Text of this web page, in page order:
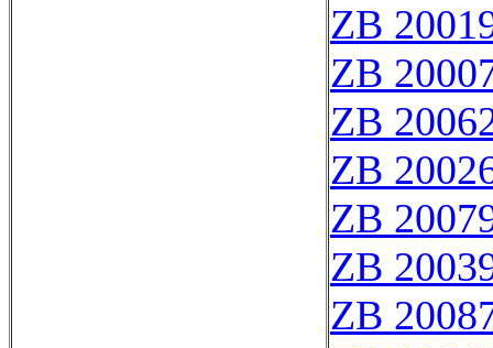
ZB
ZB
ZB
ZB
ZB
ZB
ZB